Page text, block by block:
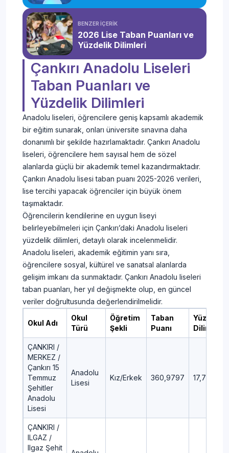
BENZER İÇERİK
2026 Lise Taban Puanları ve
Yüzdelik Dilimleri
Çankırı Anadolu Liseleri
Taban Puanları ve
Yüzdelik Dilimleri
Anadolu liseleri, öğrencilere geniş kapsamlı akademik
bir eğitim sunarak, onları üniversite sınavına daha
donanımlı bir şekilde hazırlamaktadır. Çankırı Anadolu
liseleri, öğrencilere hem sayısal hem de sözel
alanlarda güçlü bir akademik temel kazandırmaktadır.
Çankırı Anadolu lisesi taban puanı 2025-2026 verileri,
lise tercihi yapacak öğrenciler için büyük önem
taşımaktadır.
Öğrencilerin kendilerine en uygun liseyi
belirleyebilmeleri için Çankırı’daki Anadolu liseleri
yüzdelik dilimleri, detaylı olarak incelenmelidir.
Anadolu liseleri, akademik eğitimin yanı sıra,
öğrencilere sosyal, kültürel ve sanatsal alanlarda
gelişim imkanı da sunmaktadır. Çankırı Anadolu liseleri
taban puanları, her yıl değişmekte olup, en güncel
veriler doğrultusunda değerlendirilmelidir.
Okul Adı
Okul
Türü
Öğretim
Şekli
Taban
Puanı
Yüzdelik
Dilim
ÇANKIRI /
MERKEZ /
Çankırı 15
Temmuz
Şehitler
Anadolu
Lisesi
Anadolu
Lisesi
Kız/Erkek 360,9797 17,71
ÇANKIRI /
ILGAZ /
Ilgaz Şehit